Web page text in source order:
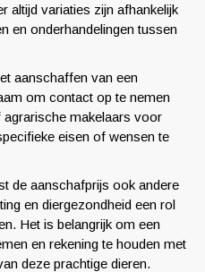
altijd variaties zijn afhankelijk
en onderhandelingen tussen
aanschaffen van een
om contact op te nemen
makelaars voor
eisen of wensen te
de aanschafprijs ook andere
en diergezondheid een rol
Het is belangrijk om een
en rekening te houden met
deze prachtige dieren.